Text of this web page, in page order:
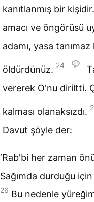
kanıtlanmış bir kişidir.
amacı ve öngörüsü
adamı, yasa
öldürdünüz. 24
vererek O'nu diriltti.
kalması olanaksızdı.
Davut şöyle der:
‘Rab'bi her zaman
Sağımda durduğu için
26 Bu nedenle